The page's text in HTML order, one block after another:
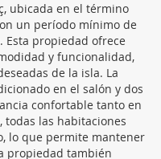
ubicada en el término
un período mínimo de
Esta propiedad ofrece
y funcionalidad,
de la isla. La
en el salón y dos
confortable tanto en
todas las habitaciones
lo que permite mantener
propiedad también